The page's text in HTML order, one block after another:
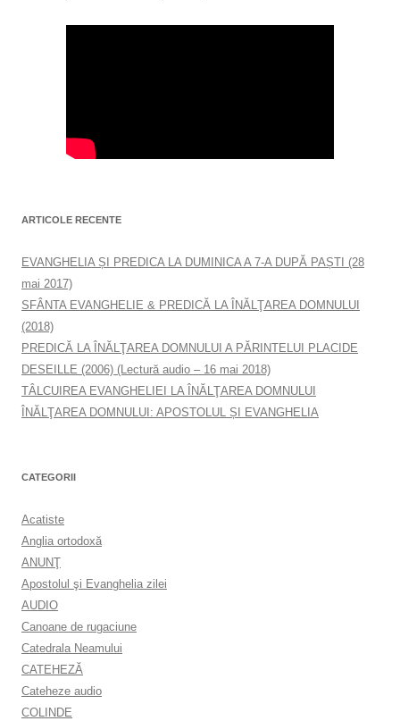
ARTICOLE RECENTE
EVANGHELIA ȘI PREDICA LA DUMINICA A 7-A DUPĂ PAȘTI (28
mai 2017)
SFÂNTA EVANGHELIE & PREDICĂ LA ÎNĂLŢAREA DOMNULUI
(2018)
PREDICĂ LA ÎNĂLŢAREA DOMNULUI A PĂRINTELUI PLACIDE
DESEILLE (2006) (Lectură audio – 16 mai 2018)
TÂLCUIREA EVANGHELIEI LA ÎNĂLŢAREA DOMNULUI
ÎNĂLŢAREA DOMNULUI: APOSTOLUL ȘI EVANGHELIA
CATEGORII
Acatiste
Anglia ortodoxă
ANUNŢ
Apostolul şi Evanghelia zilei
AUDIO
Canoane de rugaciune
Catedrala Neamului
CATEHEZĂ
Cateheze audio
COLINDE